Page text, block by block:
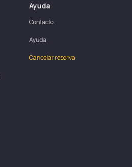
Ayuda
Contacto
Ayuda
Cancelar reserva